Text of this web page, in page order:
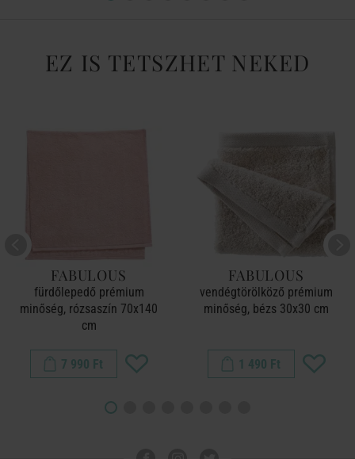
EZ IS TETSZHET NEKED
FABULOUS
fürdőlepedő prémium
minőség, rózsaszín 70x140
cm
7 990 Ft
FABULOUS
vendégtörölköző prémium
minőség, bézs 30x30 cm
1 490 Ft